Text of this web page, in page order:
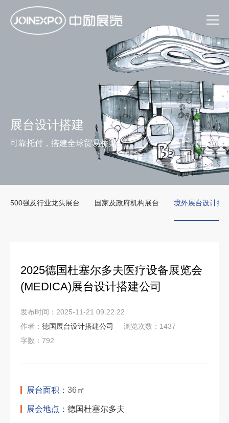
展台设计搭建
可靠托付，搭建全球贸易桥梁
500强及行业龙头展台 国家及政府机构展台 境外展台设计搭
2025德国杜塞尔多夫医疗设备展览会
(MEDICA)展台设计搭建公司
发布时间：2025-11-21 09:22:22
作者： 德国展台设计搭建公司
浏览次数：1437
字数：792
展台面积： 36㎡
展会地点： 德国杜塞尔多夫